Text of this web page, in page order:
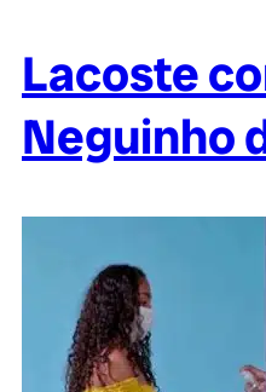
Lacoste
Neguinho